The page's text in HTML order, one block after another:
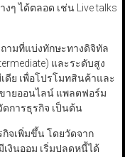
ๆ ได้ตลอด เช่น Live talks
ามที่แบ่งทักษะทางดิจิทัล
และระดับสูง
ดีย เพื่อโปรโมทสินค้าและ
ายออนไลน์ แพลตฟอร์ม
ดการธุรกิจ เป็นต้น
จเพิ่มขึ้น โดยวัดจาก
งินออม เริ่มปลดหนี้ได้